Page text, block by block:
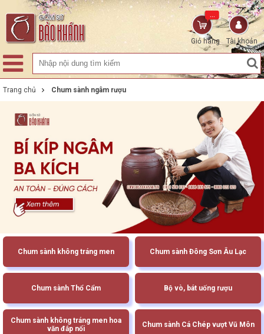
Tài khoản
Giỏ hàng
...
Trang chủ Chum sành ngâm rượu
Chum sành không tráng men Chum sành Đông Sơn Âu Lạc
Chum sành Thổ Cẩm Bộ vò, bát uống rượu
Chum sành không tráng men hoa
văn đắp nổi
Chum sành Cá Chép vượt Vũ Môn